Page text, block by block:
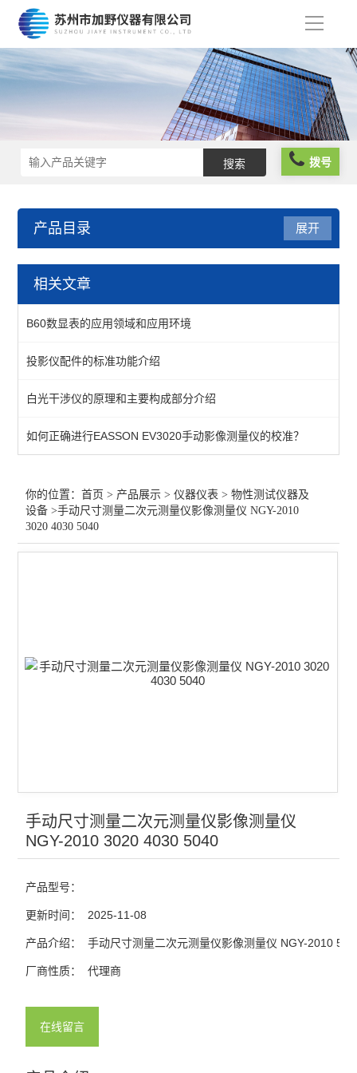
导
拨号
产品目录
仪器仪表
查看全部 >>
展开
相关文章
B60数显表的应用领域和应用环境
投影仪配件的标准功能介绍
白光干涉仪的原理和主要构成部分介绍
如何正确进行EASSON EV3020手动影像测量仪的校准？
你的位置：首页 > 产品展示 >仪器仪表 >物性测试仪器及
设备 >手动尺寸测量二次元测量仪影像测量仪 NGY-2010
3020 4030 5040
手动尺寸测量二次元测量仪影像测量仪
NGY-2010 3020 4030 5040
产品型号：
更新时间： 2025-11-08
产品介绍： 手动尺寸测量二次元测量仪影像测量仪 NGY-2010
厂商性质： 代理商
在线留言